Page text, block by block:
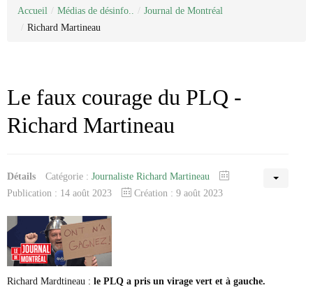
Plan du site
Nous joindre
Mise en garde
Juridique
Recettes
Arnaque
Médicaments
Comptable
Notaire
Categorie
Personnalité publique
Denise Bombardier
Emmanuelle Latraverse
Guillaume St-Pierre
Jonathan Trudeau
Josée Legault
Karine Gagnon
Loic Tassé
Madeleine Pilote-Côté
Maka Kotto
Accueil / Médias de désinfo.. / Journal de Montréal
/ Richard Martineau
Le faux courage du PLQ -
Richard Martineau
Détails Catégorie : Journaliste Richard Martineau
Publication : 14 août 2023
Création : 9 août 2023
Richard Mardtineau : le PLQ a pris un virage vert et à gauche.